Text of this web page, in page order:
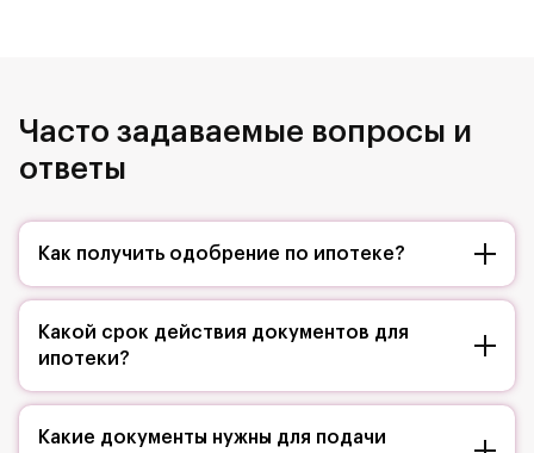
Часто задаваемые вопросы и
ответы
Как получить одобрение по ипотеке?
Какой срок действия документов для
ипотеки?
Какие документы нужны для подачи